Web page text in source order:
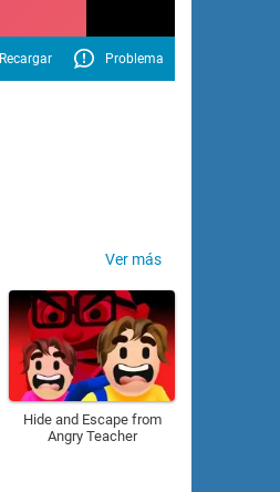
Recargar Problema
Ver más
Hide and Escape from
Angry Teacher